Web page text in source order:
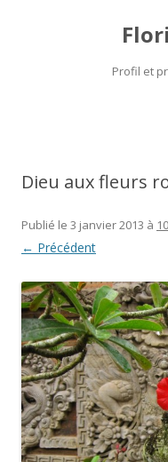
Profil et
Dieu aux fleurs
Publié le 3 janvier 2013 à
← Précédent